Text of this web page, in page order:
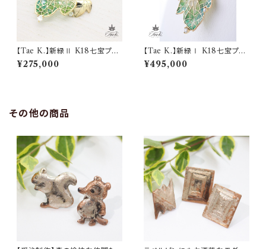
【Tae K.】新緑Ⅱ K18七宝プリ
カジュールペンダント(0.11ct)
¥275,000
【Tae K.】新緑Ⅰ K18七宝プリ
カジュールペンダント(0.15ct)
¥495,000
その他の商品